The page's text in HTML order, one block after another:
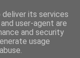
its services
user-agent are
and security
usage